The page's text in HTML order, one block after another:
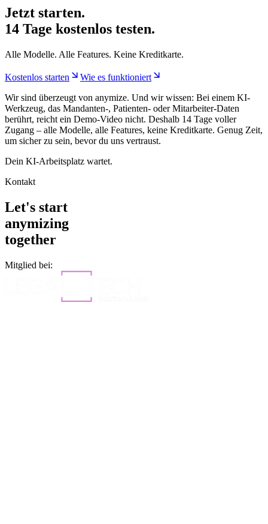
Jetzt starten.
14 Tage kostenlos testen.
Alle Modelle. Alle Features. Keine Kreditkarte.
Kostenlos starten
Wie es funktioniert
Wir sind überzeugt von anymize. Und wir wissen: Bei einem KI-
Werkzeug, das Mandanten-, Patienten- oder Mitarbeiter-Daten
berührt, reicht ein Demo-Video nicht. Deshalb 14 Tage voller
Zugang – alle Modelle, alle Features, keine Kreditkarte. Genug Zeit,
um sicher zu sein, bevor du uns vertraust.
Dein KI-Arbeitsplatz wartet.
Kontakt
Let's start
anymizing
together
Mitglied bei: